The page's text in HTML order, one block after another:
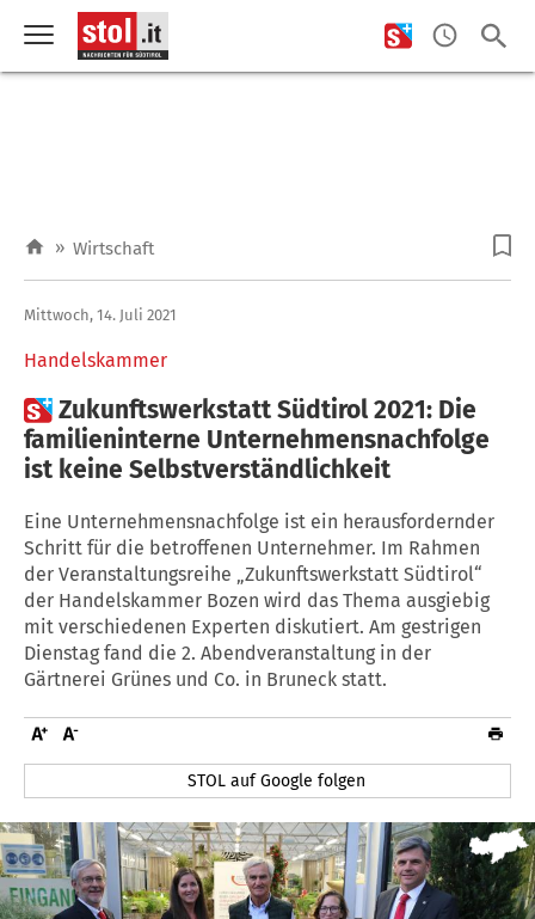
» Wirtschaft
Handelskammer
Mittwoch, 14. Juli 2021
Zukunftswerkstatt Südtirol 2021: Die
familieninterne Unternehmensnachfolge
ist keine Selbstverständlichkeit
Eine Unternehmensnachfolge ist ein herausfordernder
Schritt für die betroffenen Unternehmer. Im Rahmen
der Veranstaltungsreihe „Zukunftswerkstatt Südtirol“
der Handelskammer Bozen wird das Thema ausgiebig
mit verschiedenen Experten diskutiert. Am gestrigen
Dienstag fand die 2. Abendveranstaltung in der
Gärtnerei Grünes und Co. in Bruneck statt.
STOL auf Google folgen